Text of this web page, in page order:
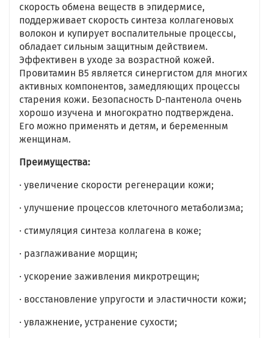
скорость обмена веществ в эпидермисе,
поддерживает скорость синтеза коллагеновых
волокон и купирует воспалительные процессы,
обладает сильным защитным действием.
Эффективен в уходе за возрастной кожей.
Провитамин В5 является синергистом для многих
активных компонентов, замедляющих процессы
старения кожи. Безопасность D-пантенола очень
хорошо изучена и многократно подтверждена.
Его можно применять и детям, и беременным
женщинам.
Преимущества:
· увеличение скорости регенерации кожи;
· улучшение процессов клеточного метаболизма;
· стимуляция синтеза коллагена в коже;
· разглаживание морщин;
· ускорение заживления микротрещин;
· восстановление упругости и эластичности кожи;
· увлажнение, устранение сухости;